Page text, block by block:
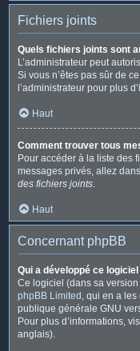
Fichiers joints
Quels fichiers joints sont
L’administrateur peut
Si vous n’êtes pas sûr de
l’administrateur pour plus
Haut
Comment trouver tous
Pour accéder à la liste des
messages privés, allez
des fichiers joints.
Haut
Concernant phpBB
Qui a développé ce
Ce logiciel (dans sa
phpBB Limited , qui en a les
publique générale GNU
Pour plus d’informations,
anglais).